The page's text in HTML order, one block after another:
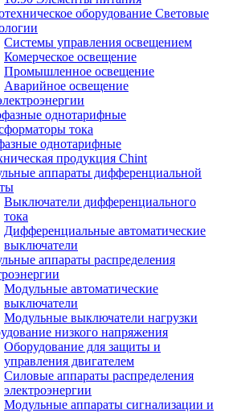
оборудование Световые
Системы управления освещением
Комерческое освещение
Промышленное освещение
Аварийное освещение
однотарифные
тока
однотарифные
продукция Chint
аппараты дифференциальной
Выключатели дифференциального
тока
Дифференциальные автоматические
выключатели
аппараты распределения
Модульные автоматические
выключатели
Модульные выключатели нагрузки
низкого напряжения
Оборудование для защиты и
управления двигателем
Силовые аппараты распределения
электроэнергии
Модульные аппараты сигнализации и